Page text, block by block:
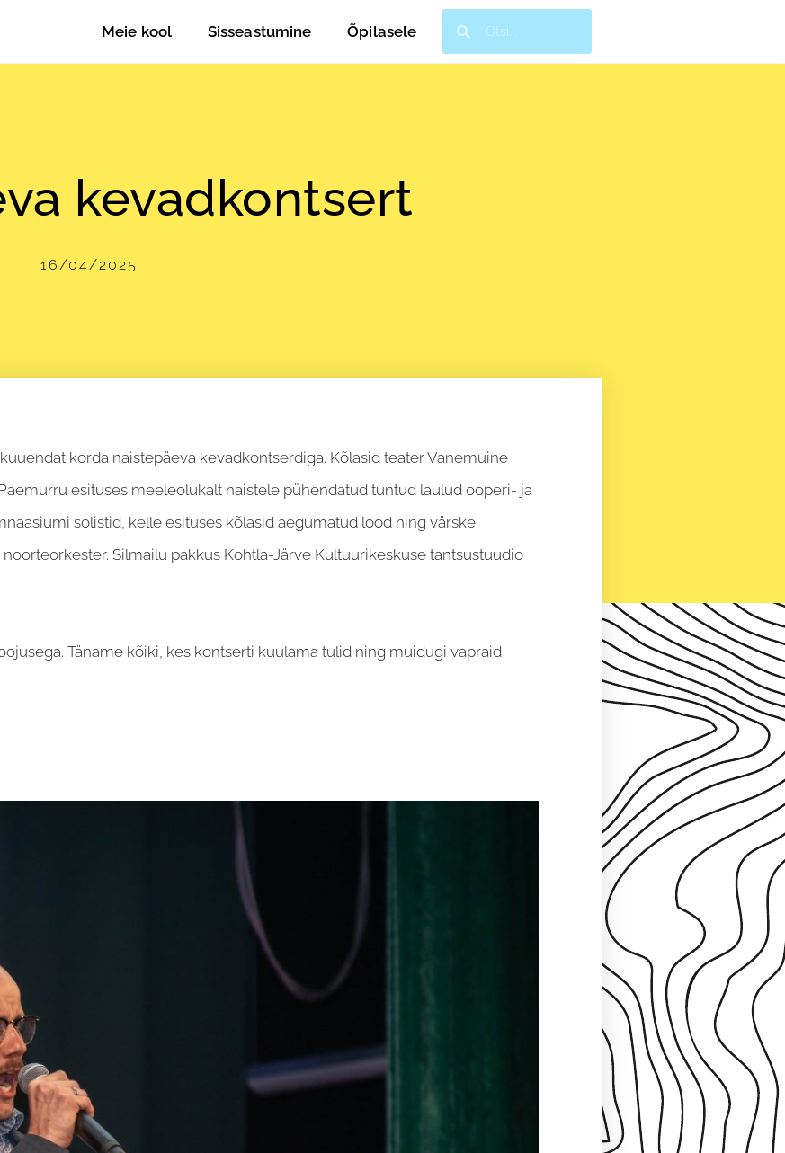
Meie kool Sisseastumine Õpilasele
kevadkontsert
16/04/2025
korda naistepäeva kevadkontserdiga. Kõlasid teater Vanemuine
esituses meeleolukalt naistele pühendatud tuntud laulud ooperi- ja
solistid, kelle esituses kõlasid aegumatud lood ning värske
Silmailu pakkus Kohtla-Järve Kultuurikeskuse tantsustuudio
Täname kõiki, kes kontserti kuulama tulid ning muidugi vapraid